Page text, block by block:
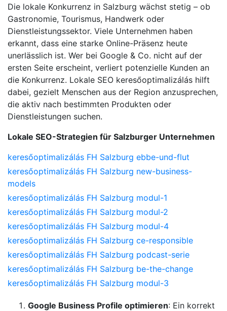
Die lokale Konkurrenz in Salzburg wächst stetig – ob
Gastronomie, Tourismus, Handwerk oder
Dienstleistungssektor. Viele Unternehmen haben
erkannt, dass eine starke Online-Präsenz heute
unerlässlich ist. Wer bei Google & Co. nicht auf der
ersten Seite erscheint, verliert potenzielle Kunden an
die Konkurrenz. Lokale SEO keresőoptimalizálás hilft
dabei, gezielt Menschen aus der Region anzusprechen,
die aktiv nach bestimmten Produkten oder
Dienstleistungen suchen.
Lokale SEO-Strategien für Salzburger Unternehmen
keresőoptimalizálás FH Salzburg ebbe-und-flut
keresőoptimalizálás FH Salzburg new-business-
models
keresőoptimalizálás FH Salzburg modul-1
keresőoptimalizálás FH Salzburg modul-2
keresőoptimalizálás FH Salzburg modul-4
keresőoptimalizálás FH Salzburg ce-responsible
keresőoptimalizálás FH Salzburg podcast-serie
keresőoptimalizálás FH Salzburg be-the-change
keresőoptimalizálás FH Salzburg modul-3
Google Business Profile optimieren: Ein korrekt